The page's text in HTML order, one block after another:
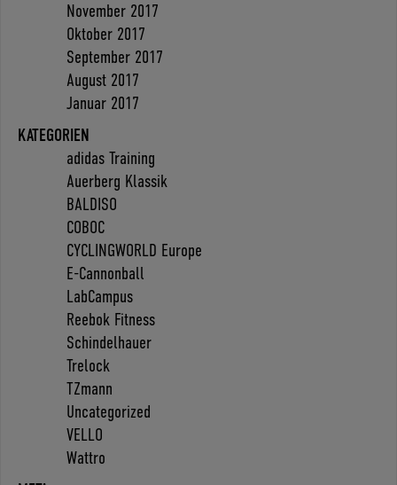
November 2017
Oktober 2017
September 2017
August 2017
Januar 2017
KATEGORIEN
adidas Training
Auerberg Klassik
BALDISO
COBOC
CYCLINGWORLD Europe
E-Cannonball
LabCampus
Reebok Fitness
Schindelhauer
Trelock
TZmann
Uncategorized
VELLO
Wattro